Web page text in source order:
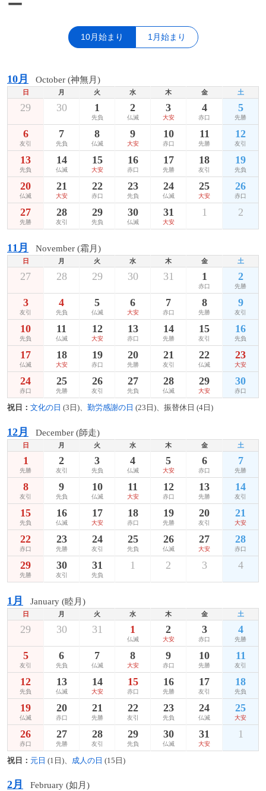
ー
10月始まり 1月始まり
10月 October (神無月)
日 月 火 水 木 金 土
29 30 1
先負
2
仏滅
3
大安
4
赤口
5
先勝
6
友引
7
先負
8
仏滅
9
大安
10
赤口
11
先勝
12
友引
13
先負
14
仏滅
15
大安
16
赤口
17
先勝
18
友引
19
先負
20
仏滅
21
大安
22
赤口
23
先負
24
仏滅
25
大安
26
赤口
27
先勝
28
友引
29
先負
30
仏滅
31
大安
1 2
11月 November (霜月)
日 月 火 水 木 金 土
27 28 29 30 31 1
赤口
2
先勝
3
友引
4
先負
5
仏滅
6
大安
7
赤口
8
先勝
9
友引
10
先負
11
仏滅
12
大安
13
赤口
14
先勝
15
友引
16
先負
17
仏滅
18
大安
19
赤口
20
先勝
21
友引
22
仏滅
23
大安
24
赤口
25
先勝
26
友引
27
先負
28
仏滅
29
大安
30
赤口
祝日： 文化の日 (3日)、 勤労感謝の日 (23日)、振替休日 (4日)
12月 December (師走)
日 月 火 水 木 金 土
1
先勝
2
友引
3
先負
4
仏滅
5
大安
6
赤口
7
先勝
8
友引
9
先負
10
仏滅
11
大安
12
赤口
13
先勝
14
友引
15
先負
16
仏滅
17
大安
18
赤口
19
先勝
20
友引
21
大安
22
赤口
23
先勝
24
友引
25
先負
26
仏滅
27
大安
28
赤口
29
先勝
30
友引
31
先負
1 2 3 4
1月 January (睦月)
日 月 火 水 木 金 土
29 30 31 1
仏滅
2
大安
3
赤口
4
先勝
5
友引
6
先負
7
仏滅
8
大安
9
赤口
10
先勝
11
友引
12
先負
13
仏滅
14
大安
15
赤口
16
先勝
17
友引
18
先負
19
仏滅
20
赤口
21
先勝
22
友引
23
先負
24
仏滅
25
大安
26
赤口
27
先勝
28
友引
29
先負
30
仏滅
31
大安
1
祝日： 元日 (1日)、 成人の日 (15日)
2月 February (如月)